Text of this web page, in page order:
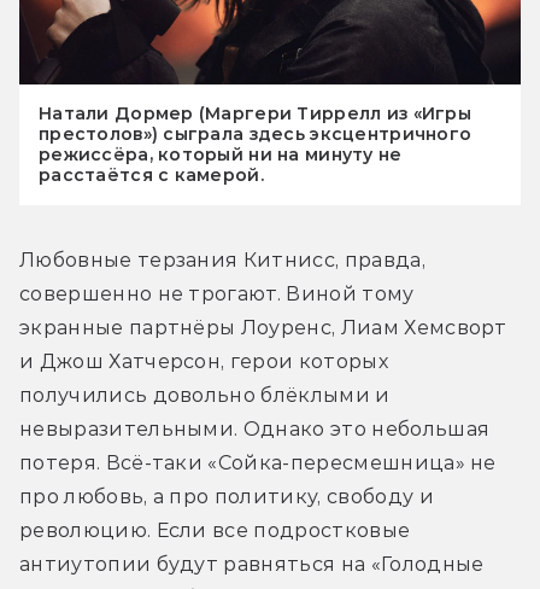
Натали Дормер (Маргери Тиррелл из «Игры
престолов») сыграла здесь эксцентричного
режиссёра, который ни на минуту не
расстаётся с камерой.
Любовные терзания Китнисс, правда,
совершенно не трогают. Виной тому
экранные партнёры Лоуренс, Лиам Хемсворт
и Джош Хатчерсон, герои которых
получились довольно блёклыми и
невыразительными. Однако это небольшая
потеря. Всё-таки «Сойка-пересмешница» не
про любовь, а про политику, свободу и
революцию. Если все подростковые
антиутопии будут равняться на «Голодные